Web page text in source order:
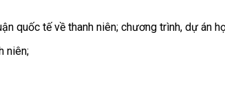
quốc tế về thanh niên; chương trình, dự án
niên;